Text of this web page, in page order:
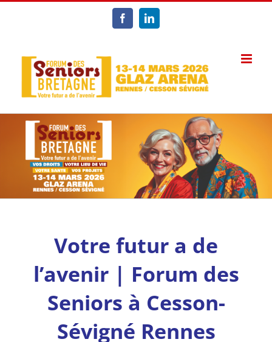
Passer
FacebookLinkedIn
Votre futur a de
l’avenir | Forum des
Seniors à Cesson-
Sévigné Rennes